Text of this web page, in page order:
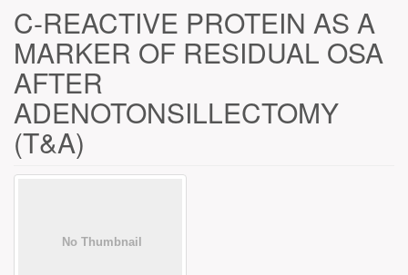
C-REACTIVE PROTEIN AS A
MARKER OF RESIDUAL OSA
AFTER
ADENOTONSILLECTOMY
(T&A)